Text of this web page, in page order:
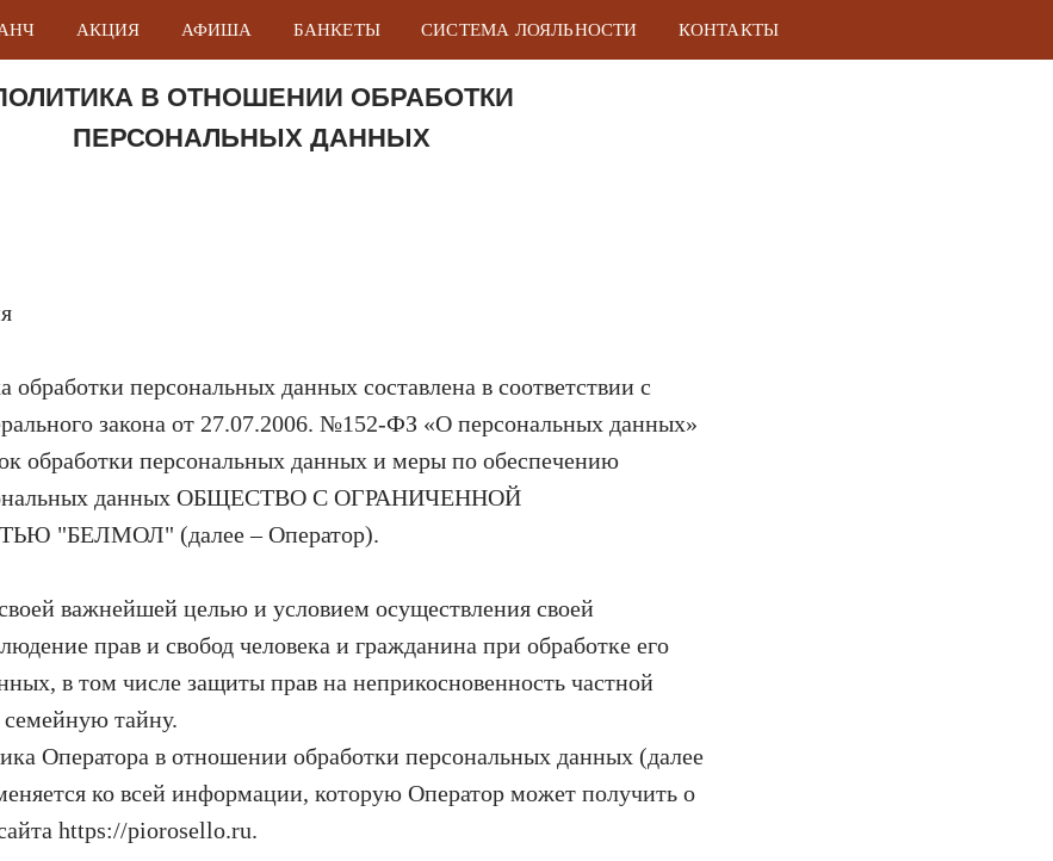
АКЦИЯ АФИША БАНКЕТЫ СИСТЕМА ЛОЯЛЬНОСТИ КОНТАКТЫ
В ОТНОШЕНИИ ОБРАБОТКИ
ПЕРСОНАЛЬНЫХ ДАННЫХ
обработки персональных данных составлена в соответствии с
закона от 27.07.2006. №152-ФЗ «О персональных данных»
обработки персональных данных и меры по обеспечению
данных ОБЩЕСТВО С ОГРАНИЧЕННОЙ
"БЕЛМОЛ" (далее – Оператор).
важнейшей целью и условием осуществления своей
прав и свобод человека и гражданина при обработке его
в том числе защиты прав на неприкосновенность частной
тайну.
Оператора в отношении обработки персональных данных (далее
ко всей информации, которую Оператор может получить о
https://piorosello.ru.